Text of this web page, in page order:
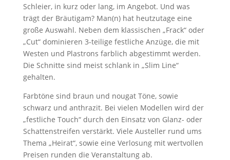
Schleier, in kurz oder lang, im Angebot. Und was
trägt der Bräutigam? Man(n) hat heutzutage eine
große Auswahl. Neben dem klassischen „Frack“ oder
„Cut“ dominieren 3-teilige festliche Anzüge, die mit
Westen und Plastrons farblich abgestimmt werden.
Die Schnitte sind meist schlank in „Slim Line“
gehalten.
Farbtöne sind braun und nougat Töne, sowie
schwarz und anthrazit. Bei vielen Modellen wird der
„festliche Touch“ durch den Einsatz von Glanz- oder
Schattenstreifen verstärkt. Viele Austeller rund ums
Thema „Heirat“, sowie eine Verlosung mit wertvollen
Preisen runden die Veranstaltung ab.